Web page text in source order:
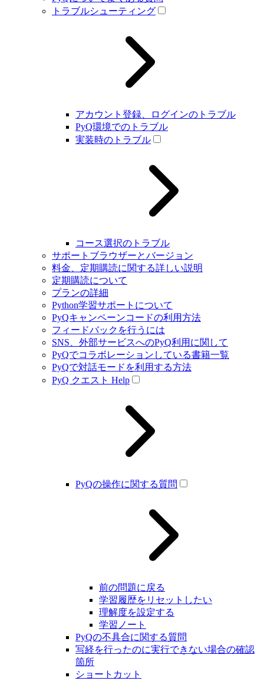
トラブルシューティング
アカウント登録、ログインのトラブル
PyQ環境でのトラブル
実装時のトラブル
コース選択のトラブル
サポートブラウザーとバージョン
料金、定期購読に関する詳しい説明
定期購読について
プランの詳細
Python学習サポートについて
PyQキャンペーンコードの利用方法
フィードバックを行うには
SNS、外部サービスへのPyQ利用に関して
PyQでコラボレーションしている書籍一覧
PyQで対話モードを利用する方法
PyQ クエスト Help
PyQの操作に関する質問
前の問題に戻る
学習履歴をリセットしたい
理解度を設定する
学習ノート
PyQの不具合に関する質問
写経を行ったのに実行できない場合の確認
箇所
ショートカット